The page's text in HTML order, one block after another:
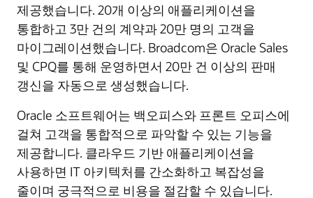
제공했습니다. 20개 이상의 애플리케이션을
통합하고 3만 건의 계약과 20만 명의 고객을
마이그레이션했습니다. Broadcom은 Oracle Sales
및 CPQ를 통해 운영하면서 20만 건 이상의 판매
갱신을 자동으로 생성했습니다.
Oracle 소프트웨어는 백오피스와 프론트 오피스에
걸쳐 고객을 통합적으로 파악할 수 있는 기능을
제공합니다. 클라우드 기반 애플리케이션을
사용하면 IT 아키텍처를 간소화하고 복잡성을
줄이며 궁극적으로 비용을 절감할 수 있습니다.